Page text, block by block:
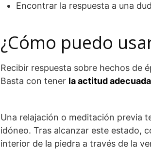
Encontrar la respuesta a una
¿Cómo puedo
Recibir respuesta sobre hechos de
Basta con tener la actitud adecuada
Una relajación o meditación previa
idóneo. Tras alcanzar este estado,
interior de la piedra a través de la